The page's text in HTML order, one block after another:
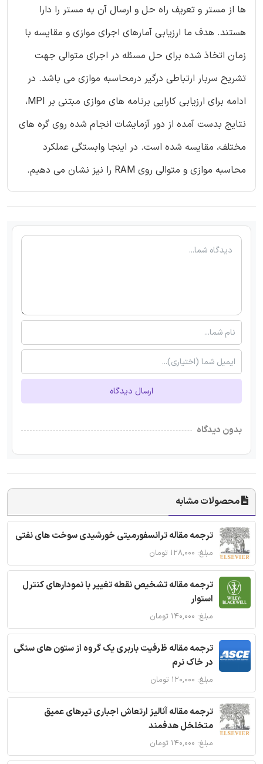
ها از مستر و تعریف راه حل و ارسال آن به مستر را دارا
هستند. هدف ما ارزیابی آمارهای اجرای موازی و مقایسه با
زمان اتخاذ شده برای حل مسئله در اجرای متوالی جهت
تشریح سربار ارتباطی درگیر درمحاسبه موازی می باشد. در
ادامه برای ارزیابی کارایی برنامه های موازی مبتنی بر MPI،
نتایج بدست آمده از دور آزمایشات انجام شده روی گره های
مختلف، مقایسه شده است. در اینجا وابستگی عملکرد
محاسبه موازی و متوالی روی RAM را نیز نشان می دهیم.
ارسال دیدگاه
بدون دیدگاه
محصولات مشابه
ترجمه مقاله ترانسفورمیتی خورشیدی سوخت های نفتی
مبلغ: ۱۲۸,۰۰۰ تومان
ترجمه مقاله تشخیص نقطه تغییر با نمودارهای کنترل
استوار
مبلغ: ۱۴۰,۰۰۰ تومان
ترجمه مقاله ظرفیت باربری یک گروه از ستون های سنگی
در خاک نرم
مبلغ: ۱۲۰,۰۰۰ تومان
ترجمه مقاله آنالیز ارتعاش اجباری تیرهای عمیق
متخلخل هدفمند
مبلغ: ۱۴۰,۰۰۰ تومان